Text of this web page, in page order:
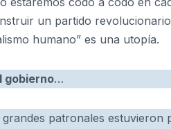
un partido
humano” es una utopía.
gobierno…
patronales estuvieron